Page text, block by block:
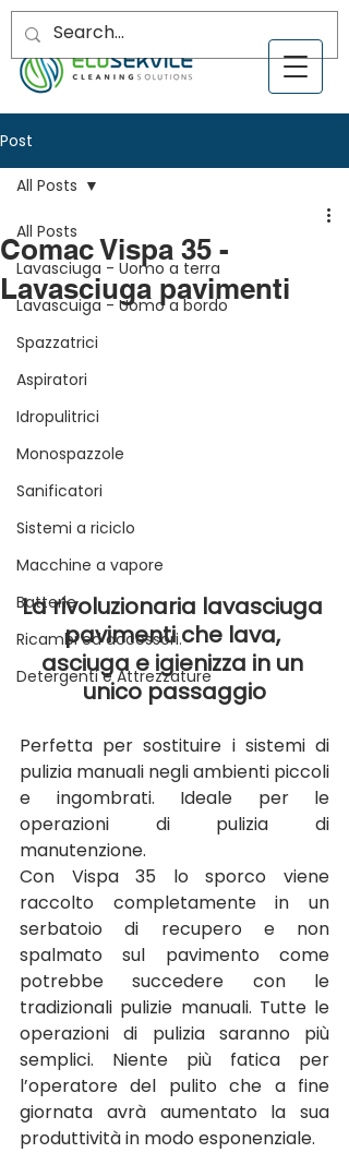
Post
All Posts
Lavasciuga - Uomo a terra
Lavascuiga - Uomo a bordo
Spazzatrici
Aspiratori
Idropulitrici
Monospazzole
Sanificatori
Sistemi a riciclo
Macchine a vapore
Batterie
Ricambi ed accessori.
Detergenti e Attrezzature
All Posts
Comac Vispa 35 -
Lavasciuga pavimenti
La rivoluzionaria lavasciuga
pavimenti che lava,
asciuga e igienizza in un
unico passaggio
Perfetta per sostituire i sistemi di
pulizia manuali negli ambienti piccoli
e ingombrati. Ideale per le
operazioni di pulizia di
manutenzione.
Con Vispa 35 lo sporco viene
raccolto completamente in un
serbatoio di recupero e non
spalmato sul pavimento come
potrebbe succedere con le
tradizionali pulizie manuali. Tutte le
operazioni di pulizia saranno più
semplici. Niente più fatica per
l’operatore del pulito che a fine
giornata avrà aumentato la sua
produttività in modo esponenziale.